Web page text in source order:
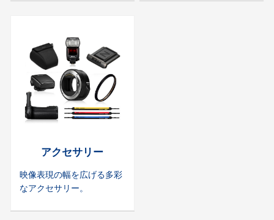
アクセサリー
映像表現の幅を広げる多彩
なアクセサリー。